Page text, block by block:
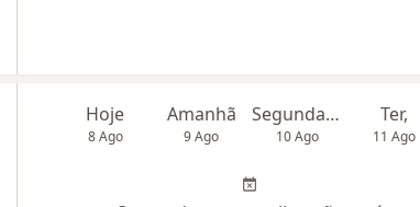
Hoje
8 Ago
Amanhã
9 Ago
Segunda-feira
10 Ago
Ter,
11 Ago